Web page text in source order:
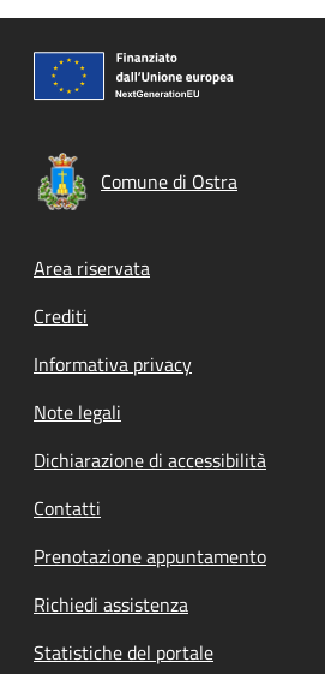
Comune di Ostra
Footer menu
Area riservata
Crediti
Informativa privacy
Note legali
Dichiarazione di accessibilità
Contatti
Prenotazione appuntamento
Richiedi assistenza
Statistiche del portale